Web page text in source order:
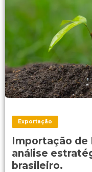
Exportação
Importação de
análise
brasileiro.